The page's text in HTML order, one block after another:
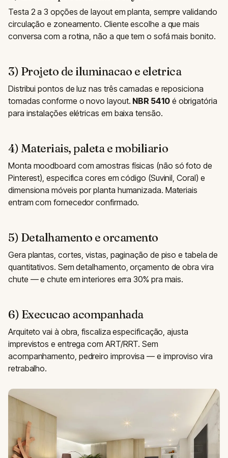
Testa 2 a 3 opções de layout em planta, sempre validando
circulação e zoneamento. Cliente escolhe a que mais
conversa com a rotina, não a que tem o sofá mais bonito.
3) Projeto de iluminacao e eletrica
Distribui pontos de luz nas três camadas e reposiciona
tomadas conforme o novo layout. NBR 5410é obrigatória
para instalações elétricas em baixa tensão.
4) Materiais, paleta e mobiliario
Monta moodboard com amostras físicas (não só foto de
Pinterest), especifica cores em código (Suvinil, Coral) e
dimensiona móveis por planta humanizada. Materiais
entram com fornecedor confirmado.
5) Detalhamento e orcamento
Gera plantas, cortes, vistas, paginação de piso e tabela de
quantitativos. Sem detalhamento, orçamento de obra vira
chute — e chute em interiores erra 30% pra mais.
6) Execucao acompanhada
Arquiteto vai à obra, fiscaliza especificação, ajusta
imprevistos e entrega com ART/RRT. Sem
acompanhamento, pedreiro improvisa — e improviso vira
retrabalho.